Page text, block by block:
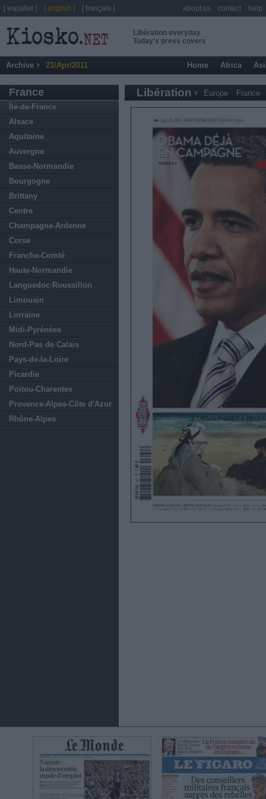
Libération everyday
Today's press covers
Archive 21/Apr/2011 Home Africa
France
Île-de-France
Alsace
Aquitaine
Auvergne
Basse-Normandie
Bourgogne
Brittany
Centre
Champagne-Ardenne
Corse
Franche-Comté
Haute-Normandie
Languedoc-Roussillon
Limousin
Lorraine
Midi-Pyrénées
Nord-Pas de Calais
Pays-de-la-Loire
Picardie
Poitou-Charentes
Provence-Alpes-Côte d'Azur
Rhône-Alpes
Libération Europe France
[ español ] [ english ] [ français ] about us contact help